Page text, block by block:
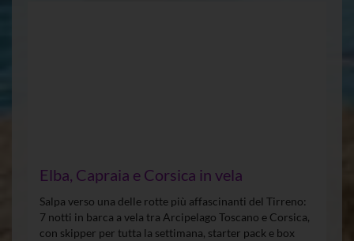
Elba, Capraia e Corsica in vela
Salpa verso una delle rotte più affascinanti del Tirreno:
7 notti in barca a vela tra Arcipelago Toscano e Corsica,
con skipper per tutta la settimana, starter pack e box